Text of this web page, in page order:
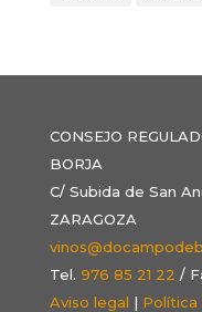
CONSEJO
BORJA
C/ Subida de San
ZARAGOZA
Tel. 976 85 21 22 /
Aviso legal | Política